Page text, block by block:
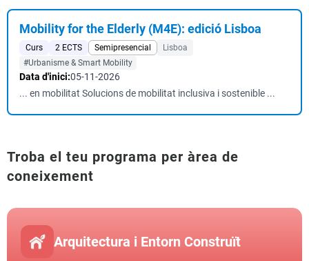
Mobility for the Elderly (M4E): edició Lisboa
Curs 2 ECTS Semipresencial
Lisboa
#Urbanisme & Smart Mobility
Data d'inici:05-11-2026
... en mobilitat Solucions de mobilitat inclusiva i sostenible ...
Troba el teu programa per àrea de
coneixement
Arquitectura i Entorn Construït